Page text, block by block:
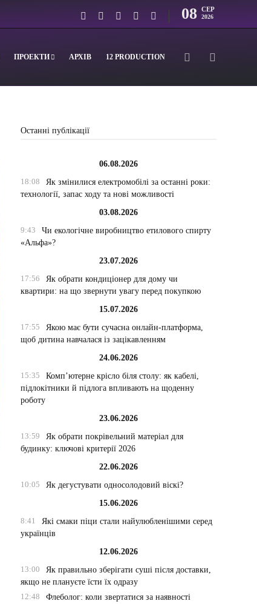
08 СЕР
2026
ПРОЕКТИ АРХІВ 12 PRODUCTION
Останні публікації
06.08.2026
18:08
Як змінилися електромобілі за останні роки:
технології, запас ходу та нові можливості
03.08.2026
9:43
Чи екологічне виробництво етилового спирту
«Альфа»?
23.07.2026
17:56
Як обрати кондиціонер для дому чи
квартири: на що звернути увагу перед покупкою
15.07.2026
17:55
Якою має бути сучасна онлайн-платформа,
щоб дитина навчалася із зацікавленням
24.06.2026
15:35
Комп’ютерне крісло біля столу: як кабелі,
підлокітники й підлога впливають на щоденну
роботу
23.06.2026
13:59
Як обрати покрівельний матеріал для
будинку: ключові критерії 2026
22.06.2026
10:05
Як дегустувати односолодовий віскі?
15.06.2026
8:41
Які смаки піци стали найулюбленішими серед
українців
12.06.2026
13:00
Як правильно зберігати суші після доставки,
якщо не плануєте їсти їх одразу
12:48
Флеболог: коли звертатися за наявності